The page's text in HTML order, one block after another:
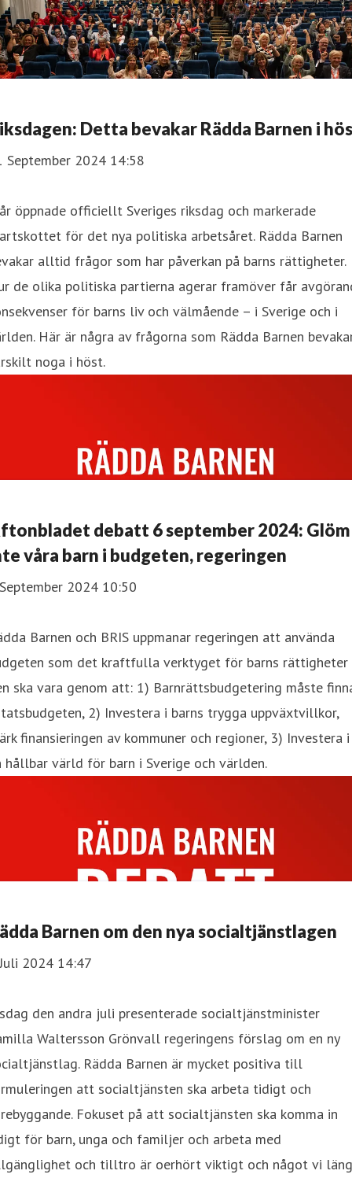
Detta bevakar Rädda Barnen i
September 2024 14:58
öppnade officiellt Sveriges riksdag och markerade
för det nya politiska arbetsåret. Rädda Barnen
alltid frågor som har påverkan på barns rättigheter.
de olika politiska partierna agerar framöver får
för barns liv och välmående – i Sverige och i
Här är några av frågorna som Rädda Barnen
noga i höst.
debatt 6 september 2024: Glöm
våra barn i budgeten, regeringen
2024 10:50
Barnen och BRIS uppmanar regeringen att använda
som det kraftfulla verktyget för barns rättigheter
ska vara genom att: 1) Barnrättsbudgetering måste
2) Investera i barns trygga uppväxtvillkor,
finansieringen av kommuner och regioner, 3) Investera i
hållbar värld för barn i Sverige och världen.
Barnen om den nya socialtjänstlagen
2024 14:47
den andra juli presenterade socialtjänstminister
Waltersson Grönvall regeringens förslag om en ny
Rädda Barnen är mycket positiva till
att socialtjänsten ska arbeta tidigt och
Fokuset på att socialtjänsten ska komma in
för barn, unga och familjer och arbeta med
och tilltro är oerhört viktigt och något vi